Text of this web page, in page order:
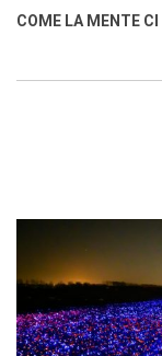
o
p
COME LA MENTE